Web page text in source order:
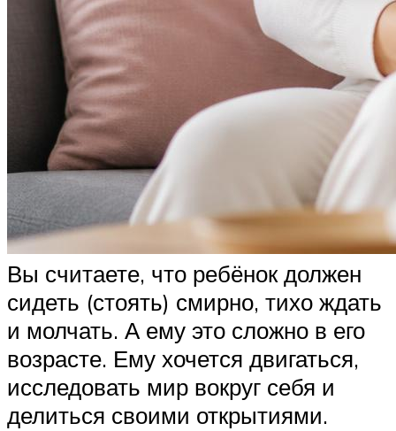
Вы считаете, что ребёнок должен
сидеть (стоять) смирно, тихо ждать
и молчать. А ему это сложно в его
возрасте. Ему хочется двигаться,
исследовать мир вокруг себя и
делиться своими открытиями.